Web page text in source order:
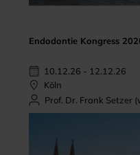
Endodontie Kongress
10.12.26 - 12.12.26
Köln
Prof. Dr. Frank Setzer